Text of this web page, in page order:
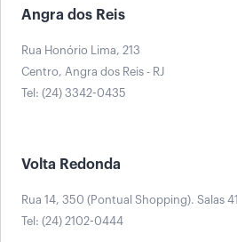
Angra dos Reis
Rua Honório Lima, 213
Centro, Angra dos Reis - RJ
Tel: (24) 3342-0435
Volta Redonda
Rua 14, 350 (Pontual Shopping). Salas
Tel: (24) 2102-0444